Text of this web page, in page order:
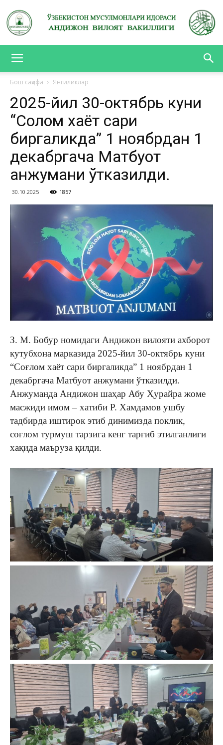
ВИЛОЯТ
ВАКИЛЛИГИ
Бош саҳифа Янгиликлар
2025-йил 30-октябрь куни
“Соғлом хаёт сари
биргаликда” 1 ноябрдан 1
декабргача Матбуот
анжумани ўтказилди.
30.10.2025 1857
З. М. Бобур номидаги Андижон вилояти ахборот
кутубхона марказида 2025-йил 30-октябрь куни
“Соғлом хаёт сари биргаликда” 1 ноябрдан 1
декабргача Матбуот анжумани ўтказилди.
Анжуманда Андижон шаҳар Абу Ҳурайра жоме
масжиди имом – хатиби Р. Хамдамов ушбу
тадбирда иштирок этиб динимизда поклик,
соғлом турмуш тарзига кенг тарғиб этилганлиги
хақида маъруза қилди.